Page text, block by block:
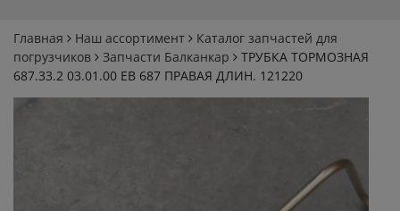
Главная Наш ассортимент
Каталог запчастей для
погрузчиков
Запчасти Балканкар
ТРУБКА ТОРМОЗНАЯ
687.33.2 03.01.00 ЕВ 687 ПРАВАЯ ДЛИН. 121220